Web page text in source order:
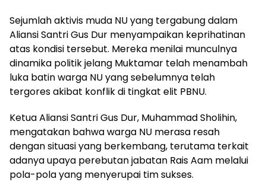
Sejumlah aktivis muda NU yang tergabung dalam
Aliansi Santri Gus Dur menyampaikan keprihatinan
atas kondisi tersebut. Mereka menilai munculnya
dinamika politik jelang Muktamar telah menambah
luka batin warga NU yang sebelumnya telah
tergores akibat konflik di tingkat elit PBNU.
Ketua Aliansi Santri Gus Dur, Muhammad Sholihin,
mengatakan bahwa warga NU merasa resah
dengan situasi yang berkembang, terutama terkait
adanya upaya perebutan jabatan Rais Aam melalui
pola-pola yang menyerupai tim sukses.